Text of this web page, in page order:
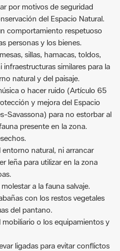
por motivos de seguridad
del Espacio Natural.
comportamiento respetuoso
personas y los bienes.
sillas, hamacas, toldos,
infraestructuras similares para la
natural y del paisaje.
o hacer ruido (Artículo 65
y mejora del Espacio
Savassona) para no estorbar al
presente en la zona.
natural, ni arrancar
leña para utilizar en la zona
a la fauna salvaje.
con los restos vegetales
del pantano.
o los equipamientos y
ligadas para evitar conflictos